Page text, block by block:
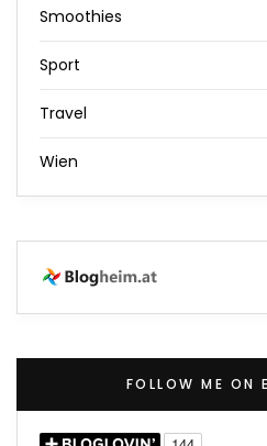
Smoothies
Sport
Travel
Wien
FOLLOW ME ON